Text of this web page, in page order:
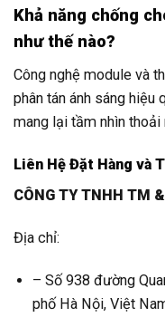
Khả năng chống
như thế nào?
Công nghệ module và
phân tán ánh sáng hiệu
mang lại tầm nhìn thoải
Liên Hệ Đặt Hàng và
CÔNG TY TNHH TM
Địa chỉ:
– Số 938 đường
phố Hà Nội, Việt